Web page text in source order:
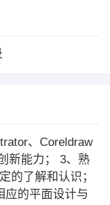
、Coreldraw
新能力； 3、熟
的了解和认识；
应的平面设计与